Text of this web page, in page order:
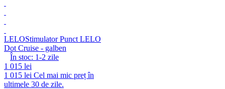
LELOStimulator Punct LELO
Dot Cruise - galben
În stoc: 1-2 zile
1 015 lei
1 015 lei Cel mai mic preț în
ultimele 30 de zile.